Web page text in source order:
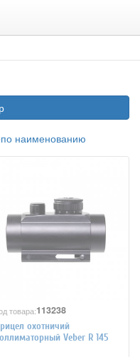
по наименованию
товара:113238
охотничий
Veber R 145